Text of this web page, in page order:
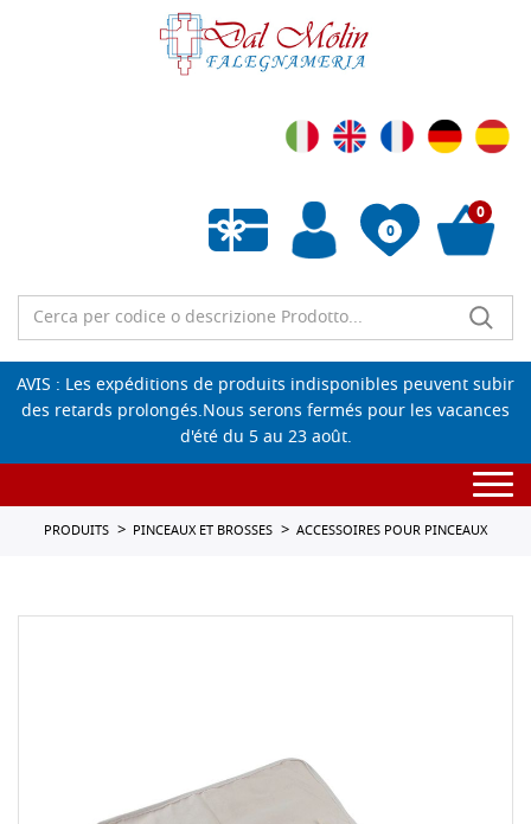
0
Liste de souhaits vide
0
AVIS : Les expéditions de produits indisponibles peuvent subir
des retards prolongés.Nous serons fermés pour les vacances
d'été du 5 au 23 août.
PRODUITS PINCEAUX ET BROSSES ACCESSOIRES POUR PINCEAUX